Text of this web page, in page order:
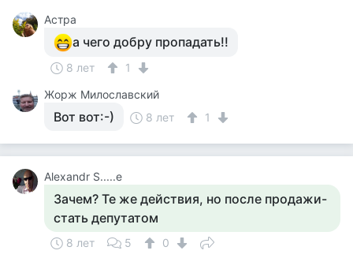
Астра
а чего добру пропадать!!
8 лет
1
Жорж Милославский
Вот вот:-) 8 лет 1
Alexandr S.....e
Зачем? Те же действия, но после продажи-
стать депутатом
8 лет 5
0